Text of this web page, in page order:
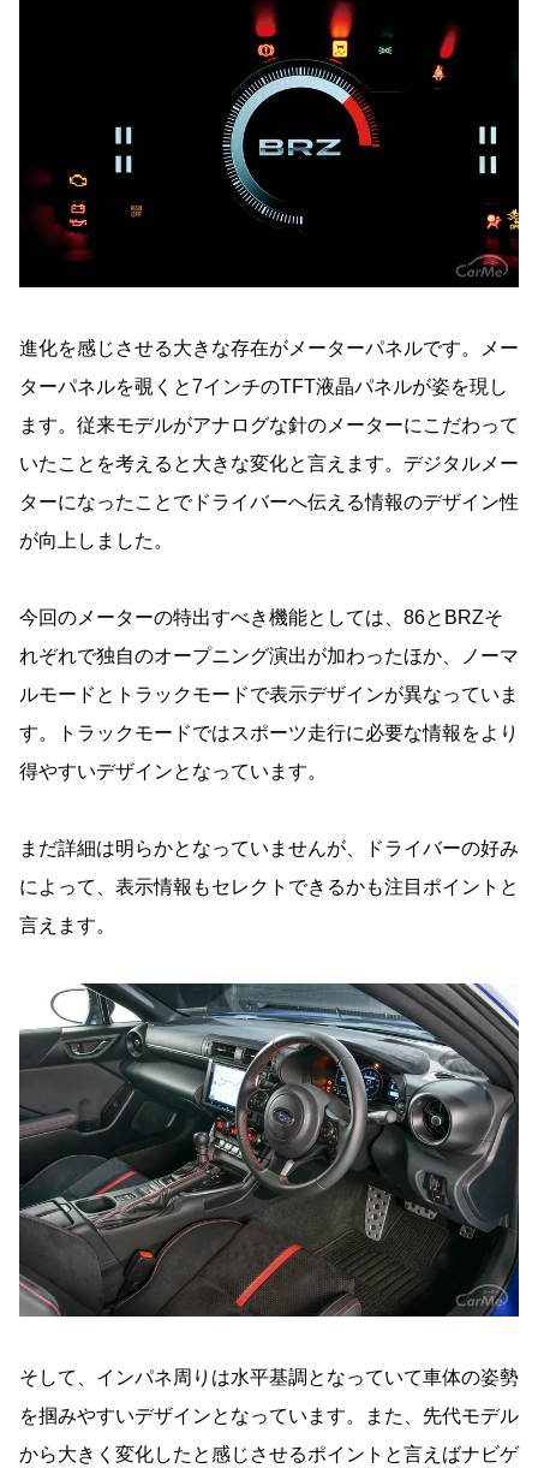
進化を感じさせる大きな存在がメーターパネルです。メー
ターパネルを覗くと7インチのTFT液晶パネルが姿を現し
ます。従来モデルがアナログな針のメーターにこだわって
いたことを考えると大きな変化と言えます。デジタルメー
ターになったことでドライバーへ伝える情報のデザイン性
が向上しました。
今回のメーターの特出すべき機能としては、86とBRZそ
れぞれで独自のオープニング演出が加わったほか、ノーマ
ルモードとトラックモードで表示デザインが異なっていま
す。トラックモードではスポーツ走行に必要な情報をより
得やすいデザインとなっています。
まだ詳細は明らかとなっていませんが、ドライバーの好み
によって、表示情報もセレクトできるかも注目ポイントと
言えます。
そして、インパネ周りは水平基調となっていて車体の姿勢
を掴みやすいデザインとなっています。また、先代モデル
から大きく変化したと感じさせるポイントと言えばナビゲ